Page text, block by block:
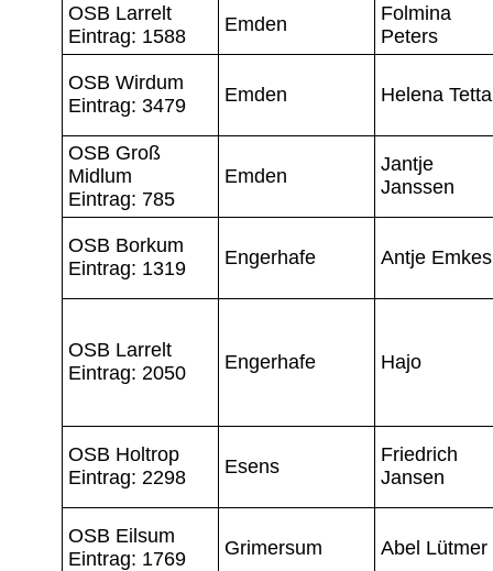
OSB Larrelt
Eintrag: 1588
Emden
Folmina
Peters
OSB Wirdum
Eintrag: 3479
Emden Helena Tetta
OSB Groß
Midlum
Eintrag: 785
Emden
Jantje
Janssen
OSB Borkum
Eintrag: 1319
Engerhafe Antje Emkes
OSB Larrelt
Eintrag: 2050
Engerhafe Hajo
OSB Holtrop
Eintrag: 2298
Esens
Friedrich
Jansen
OSB Eilsum
Eintrag: 1769
Grimersum Abel Lütmer